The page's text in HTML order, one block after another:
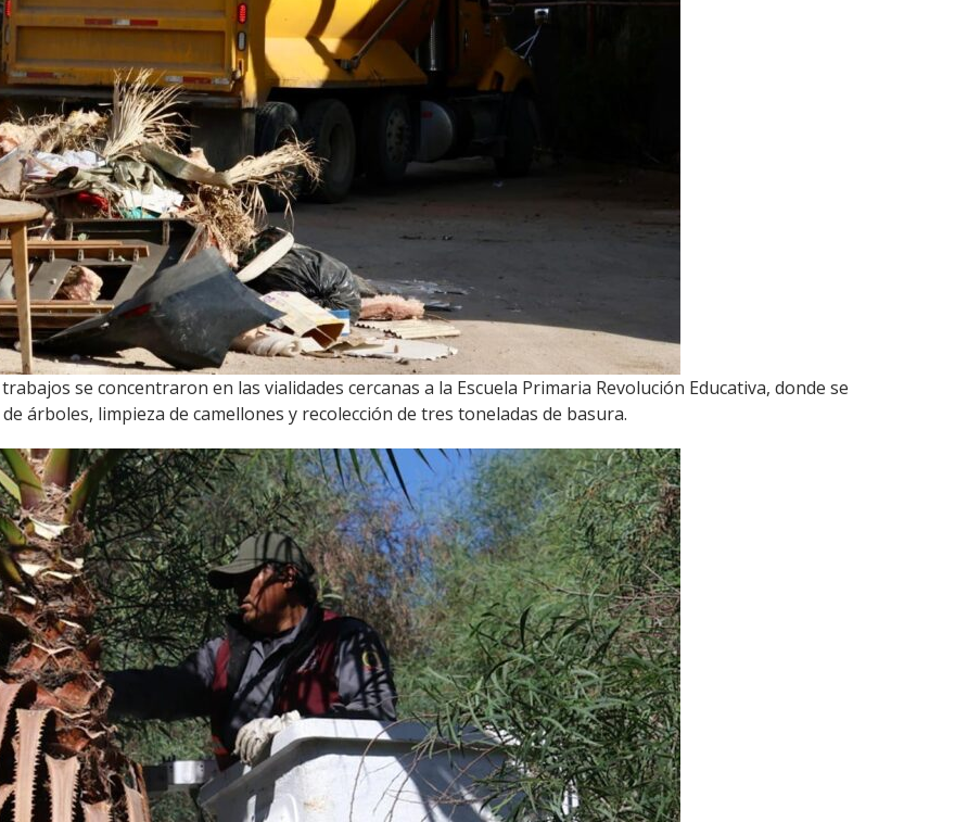
se concentraron en las vialidades cercanas a la Escuela Primaria Revolución Educativa, donde se
árboles, limpieza de camellones y recolección de tres toneladas de basura.